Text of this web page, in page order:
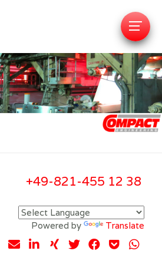
+49-821-455 12 38
Powered by Translate